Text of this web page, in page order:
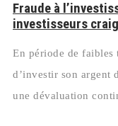
Fraude à
investisseurs
En période de faibles
d’investir son argent
une dévaluation